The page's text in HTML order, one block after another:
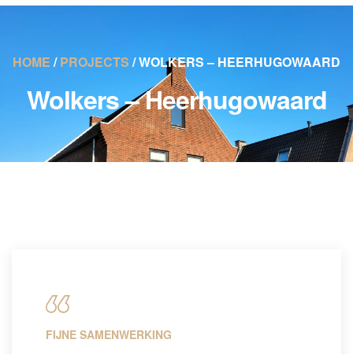
HOME /PROJECTS /WOLKERS – HEERHUGOWAARD
Wolkers – Heerhugowaard
FIJNE SAMENWERKING